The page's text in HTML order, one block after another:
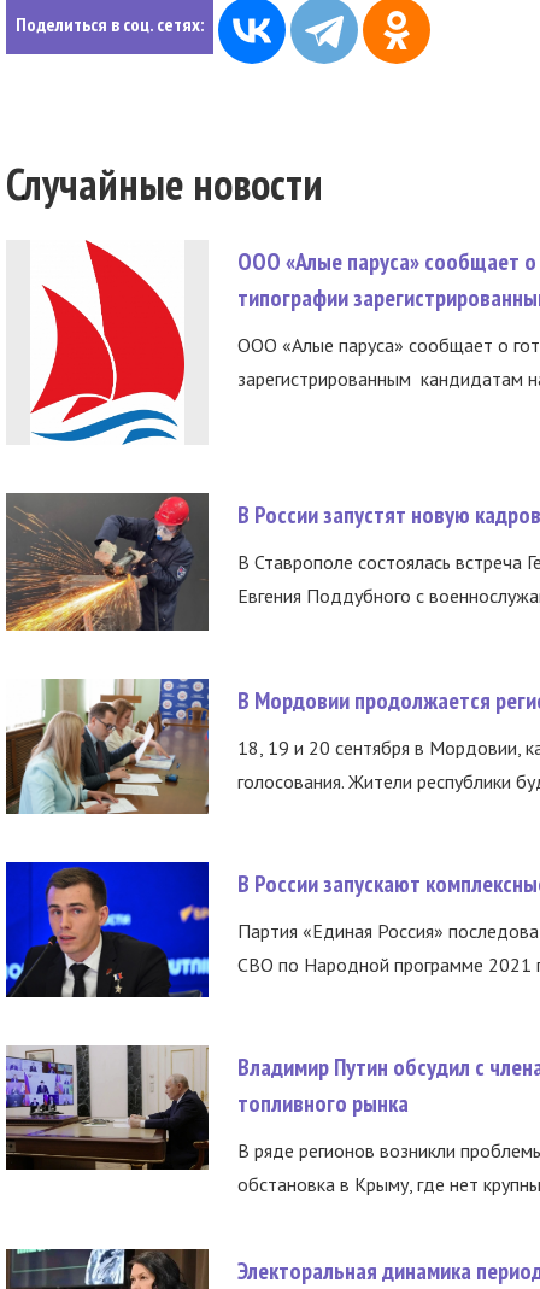
Поделиться в соц. сетях:
Случайные новости
ООО «Алые паруса» сообщает о
типографии
ООО «Алые паруса» сообщает о
зарегистрированным кандидатам
В России запустят новую
В Ставрополе состоялась встреча
Евгения Поддубного с
В Мордовии продолжается
18, 19 и 20 сентября в Мордовии,
голосования. Жители республики
В России запускают
Партия «Единая Россия»
СВО по Народной программе 2021
Владимир Путин обсудил с
топливного рынка
В ряде регионов возникли
обстановка в Крыму, где нет
Электоральная динамика